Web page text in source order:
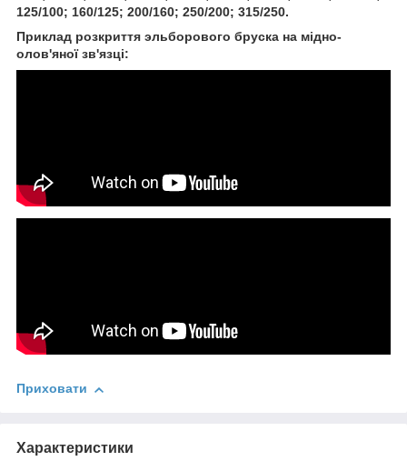
125/100; 160/125; 200/160; 250/200; 315/250.
Приклад розкриття эльборового бруска на мідно-
олов'яної зв'язці:
Приховати
Характеристики